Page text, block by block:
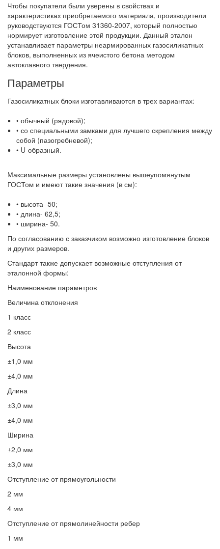
Чтобы покупатели были уверены в свойствах и
характеристиках приобретаемого материала, производители
руководствуются ГОСТом 31360-2007, который полностью
нормирует изготовление этой продукции. Данный эталон
устанавливает параметры неармированных газосиликатных
блоков, выполненных из ячеистого бетона методом
автоклавного твердения.
Параметры
Газосиликатных блоки изготавливаются в трех вариантах:
• обычный (рядовой);
• со специальными замками для лучшего скрепления между
собой (пазогребневой);
• U-образный.
Максимальные размеры установлены вышеупомянутым
ГОСТом и имеют такие значения (в см):
• высота- 50;
• длина- 62,5;
• ширина- 50.
По согласованию с заказчиком возможно изготовление блоков
и других размеров.
Стандарт также допускает возможные отступления от
эталонной формы:
Наименование параметров
Величина отклонения
1 класс
2 класс
Высота
±1,0 мм
±4,0 мм
Длина
±3,0 мм
±4,0 мм
Ширина
±2,0 мм
±3,0 мм
Отступление от прямоугольности
2 мм
4 мм
Отступление от прямолинейности ребер
1 мм